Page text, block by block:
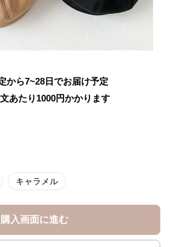
から7~28日でお届け予定
あたり 1000円かかります
キャラメル
購入画面に進む